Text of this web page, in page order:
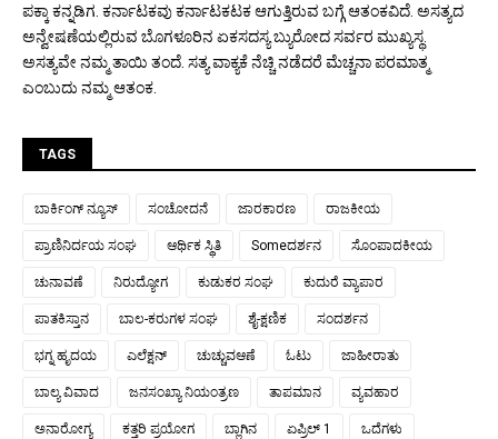
ಪಕ್ಕಾ ಕನ್ನಡಿಗ. ಕರ್ನಾಟಕವು ಕರ್ನಾಟಕಟಕ ಆಗುತ್ತಿರುವ ಬಗ್ಗೆ ಆತಂಕವಿದೆ. ಅಸತ್ಯದ
ಅನ್ವೇಷಣೆಯಲ್ಲಿರುವ ಬೊಗಳೂರಿನ ಏಕಸದಸ್ಯ ಬ್ಯುರೋದ ಸರ್ವರ ಮುಖ್ಯಸ್ಥ.
ಅಸತ್ಯವೇ ನಮ್ಮ ತಾಯಿ ತಂದೆ. ಸತ್ಯ ವಾಕ್ಯಕೆ ನೆಚ್ಚಿ ನಡೆದರೆ ಮೆಚ್ಚನಾ ಪರಮಾತ್ಮ
ಎಂಬುದು ನಮ್ಮ ಆತಂಕ.
TAGS
ಬಾರ್ಕಿಂಗ್ ನ್ಯೂಸ್ ಸಂಚೋದನೆ ಜಾರಕಾರಣ ರಾಜಕೀಯ
ಪ್ರಾಣಿನಿರ್ದಯ ಸಂಘ ಆರ್ಥಿಕ ಸ್ಥಿತಿ Someದರ್ಶನ ಸೊಂಪಾದಕೀಯ
ಚುನಾವಣೆ ನಿರುದ್ಯೋಗ ಕುಡುಕರ ಸಂಘ ಕುದುರೆ ವ್ಯಾಪಾರ
ಪಾತಕಿಸ್ತಾನ ಬಾಲ-ಕರುಗಳ ಸಂಘ ಶೈ-ಕ್ಷಣಿಕ ಸಂದರ್ಶನ
ಭಗ್ನ ಹೃದಯ ಎಲೆಕ್ಷನ್ ಚುಚ್ಚುವಆಣೆ ಓಟು ಜಾಹೀರಾತು
ಬಾಲ್ಯ ವಿವಾದ ಜನಸಂಖ್ಯಾ ನಿಯಂತ್ರಣ ತಾಪಮಾನ ವ್ಯವಹಾರ
ಅನಾರೋಗ್ಯ ಕತ್ತರಿ ಪ್ರಯೋಗ ಬ್ಲಾಗಿನ ಏಪ್ರಿಲ್ 1 ಒದೆಗಳು